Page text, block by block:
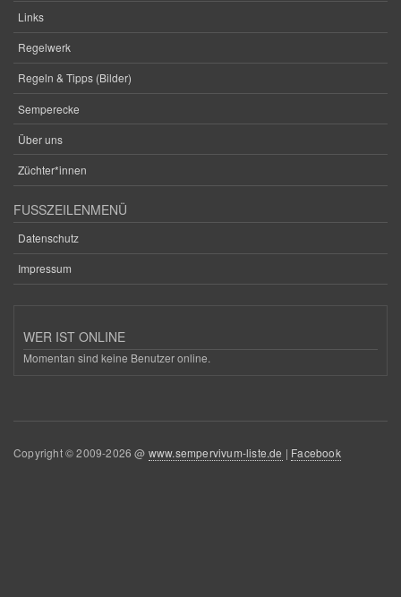
Links
Regelwerk
Regeln & Tipps (Bilder)
Semperecke
Über uns
Züchter*innen
FUSSZEILENMENÜ
Datenschutz
Impressum
WER IST ONLINE
Momentan sind keine Benutzer online.
Copyright © 2009-2026 @ www.sempervivum-liste.de | Facebook